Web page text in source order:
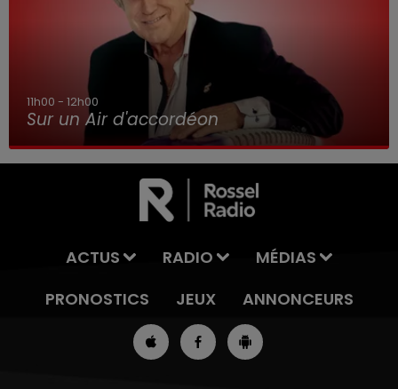
11h00 - 12h00
Sur un Air d'accordéon
ACTUS RADIO
MÉDIAS
PRONOSTICS
JEUX ANNONCEURS